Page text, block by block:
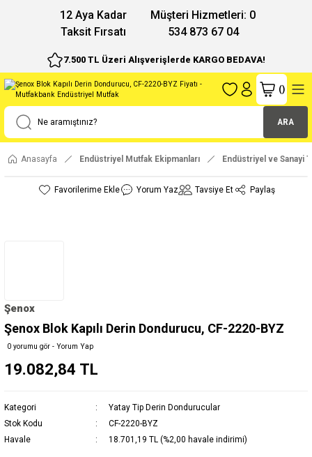
12 Aya Kadar
Taksit Fırsatı
Müşteri Hizmetleri: 0
534 873 67 04
7.500 TL Üzeri Alışverişlerde KARGO BEDAVA!
ARA
()
Anasayfa Endüstriyel Mutfak Ekipmanları Endüstriyel ve Sanayi
Yorum Yaz Tavsiye Et Paylaş
Şenox
Şenox Blok Kapılı Derin Dondurucu, CF-2220-BYZ
0 yorumu gör - Yorum Yap
19.082,84 TL
Kategori
Yatay Tip Derin Dondurucular
Stok Kodu
CF-2220-BYZ
Havale
18.701,19 TL (%2,00 havale indirimi)